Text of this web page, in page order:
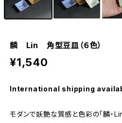
麟 Lin 角型豆皿（６色）
¥1,540
International shipping
モダンで妖艶な質感と色彩の「麟・Lin